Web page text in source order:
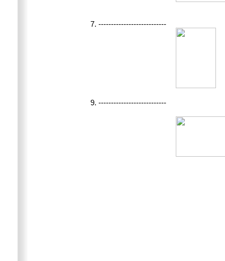
7. ---------------------------
9. ---------------------------